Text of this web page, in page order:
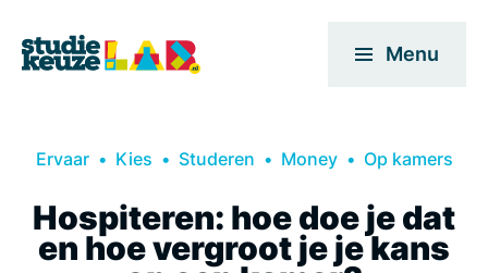
Menu
Ervaar Kies Studeren Money Op kamers
Hospiteren: hoe doe je dat
en hoe vergroot je je kans